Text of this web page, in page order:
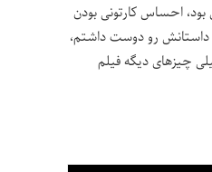
احساس کارتونی بودن
رو دوست داشتم،
چیزهای دیگه فیلم